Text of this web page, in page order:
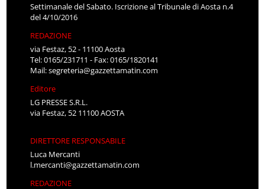
Settimanale del Sabato. Iscrizione al Tribunale di Aosta n.4
del 4/10/2016
REDAZIONE
via Festaz, 52 - 11100 Aosta
Tel: 0165/231711 - Fax: 0165/1820141
Mail:segreteria@gazzettamatin.com
Editore
LG PRESSE S.R.L.
via Festaz, 52 11100 AOSTA
DIRETTORE RESPONSABILE
Luca Mercanti
l.mercanti@gazzettamatin.com
REDAZIONE